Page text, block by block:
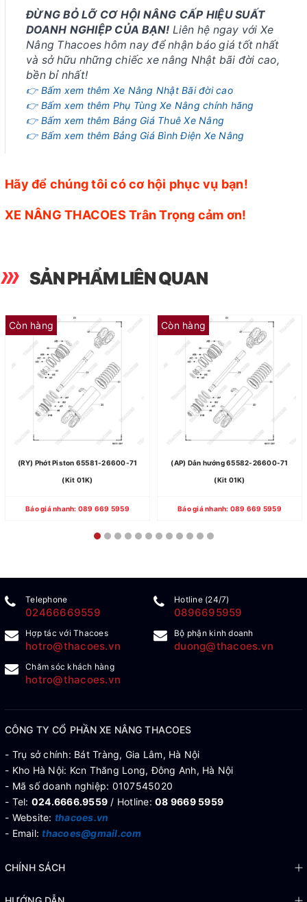
ĐỪNG BỎ LỠ CƠ HỘI NÂNG CẤP HIỆU SUẤT
DOANH NGHIỆP CỦA BẠN! Liên hệ ngay với Xe
Nâng Thacoes hôm nay để nhận báo giá tốt nhất
và sở hữu những chiếc xe nâng Nhật bãi đời cao,
bền bỉ nhất!
👉 Bấm xem thêm Xe Nâng Nhật Bãi đời cao
👉 Bấm xem thêm Phụ Tùng Xe Nâng chính hãng
👉 Bấm xem thêm Bảng Giá Thuê Xe Nâng
👉 Bấm xem thêm Bảng Giá Bình Điện Xe Nâng
Hãy để chúng tôi có cơ hội phục vụ bạn!
XE NÂNG THACOES Trân Trọng cảm ơn!
SẢN PHẨM LIÊN QUAN
Còn hàng
(RY) Phớt Piston 65581-26600-71
(Kit 01K)
Báo giá nhanh: 089 669 5959
Còn hàng
(AP) Dẫn hướng 65582-26600-71
(Kit 01K)
Báo giá nhanh: 089 669 5959
Telephone
02466669559
Hotline (24/7)
0896695959
Hợp tác với Thacoes
hotro@thacoes.vn
Bộ phận kinh doanh
duong@thacoes.vn
Chăm sóc khách hàng
hotro@thacoes.vn
CÔNG TY CỔ PHẦN XE NÂNG THACOES
- Trụ sở chính: Bát Tràng, Gia Lâm, Hà Nội
- Kho Hà Nội: Kcn Thăng Long, Đông Anh, Hà Nội
- Mã số doanh nghiệp: 0107545020
- Tel: 024.6666.9559 / Hotline: 08 9669 5959
- Website: thacoes.vn
- Email:thacoes@gmail.com
CHÍNH SÁCH